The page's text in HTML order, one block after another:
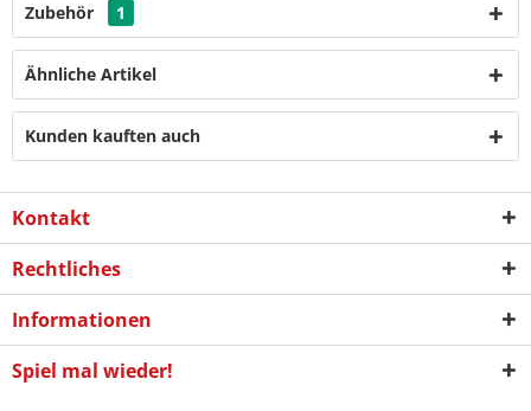
Zubehör 1
Ähnliche Artikel
Kunden kauften auch
Kontakt
Rechtliches
Informationen
Spiel mal wieder!